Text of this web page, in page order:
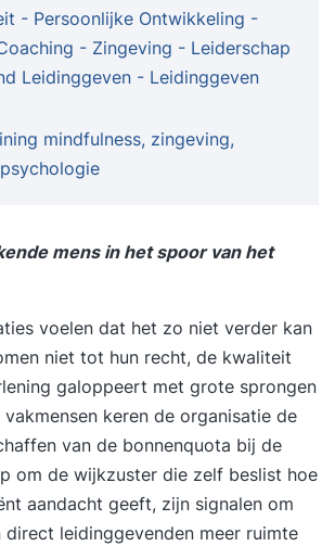
TRAINING DE DUIK |
voor persoonlijke ontwikkeling
OUDE BALLST LOS, INNERLIJKE
KRACHT, PASSIE EN
je leven, als dingen niet gaan zoals
potentieel volledig wilt benutten,
de Duik iets voor jou.Je
boven water Training de
drijfveren zijn. Om helder te
wilt in het leven, te ervaren
is voor jou. Je zult je eigen kracht
om je leven op jouw
geven en authentiek, autonoom
aanpak De Duik
2008 op basis van tientallen
en ontwikkeling op het gebied van
- Persoonlijke Ontwikkeling -
- Zingeving - Leiderschap
Leidinggeven - Leidinggeven
mindfulness, zingeving,
mens in het spoor van het
voelen dat het zo niet verder kan
niet tot hun recht, de kwaliteit
galoppeert met grote sprongen
keren de organisatie de
van de bonnenquota bij de
om de wijkzuster die zelf beslist hoe
aandacht geeft, zijn signalen om
direct leidinggevenden meer ruimte